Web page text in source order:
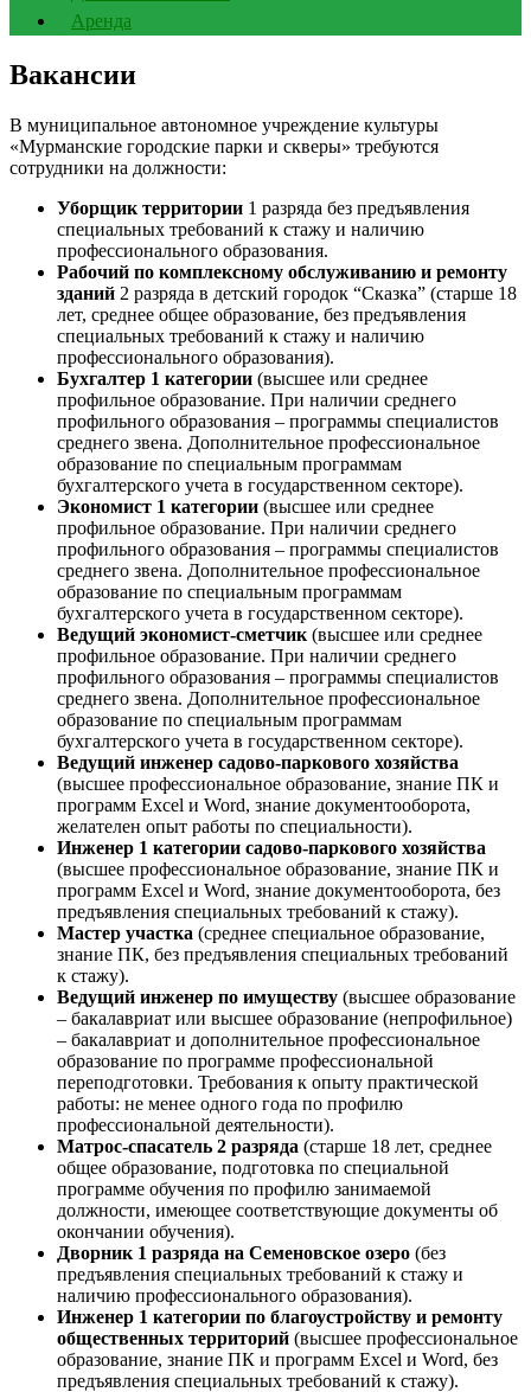
Аренда
Вакансии
В муниципальное автономное учреждение культуры
«Мурманские городские парки и скверы» требуются
сотрудники на должности:
Уборщик территории 1 разряда без предъявления
специальных требований к стажу и наличию
профессионального образования.
Рабочий по комплексному обслуживанию и ремонту
зданий 2 разряда в детский городок “Сказка” (старше 18
лет, среднее общее образование, без предъявления
специальных требований к стажу и наличию
профессионального образования).
Бухгалтер 1 категории (высшее или среднее
профильное образование. При наличии среднего
профильного образования – программы специалистов
среднего звена. Дополнительное профессиональное
образование по специальным программам
бухгалтерского учета в государственном секторе).
Экономист 1 категории (высшее или среднее
профильное образование. При наличии среднего
профильного образования – программы специалистов
среднего звена. Дополнительное профессиональное
образование по специальным программам
бухгалтерского учета в государственном секторе).
Ведущий экономист-сметчик (высшее или среднее
профильное образование. При наличии среднего
профильного образования – программы специалистов
среднего звена. Дополнительное профессиональное
образование по специальным программам
бухгалтерского учета в государственном секторе).
Ведущий инженер садово-паркового хозяйства
(высшее профессиональное образование, знание ПК и
программ Excel и Word, знание документооборота,
желателен опыт работы по специальности).
Инженер 1 категории садово-паркового хозяйства
(высшее профессиональное образование, знание ПК и
программ Excel и Word, знание документооборота, без
предъявления специальных требований к стажу).
Мастер участка (среднее специальное образование,
знание ПК, без предъявления специальных требований
к стажу).
Ведущий инженер по имуществу (высшее образование
– бакалавриат или высшее образование (непрофильное)
– бакалавриат и дополнительное профессиональное
образование по программе профессиональной
переподготовки. Требования к опыту практической
работы: не менее одного года по профилю
профессиональной деятельности).
Матрос-спасатель 2 разряда (старше 18 лет, среднее
общее образование, подготовка по специальной
программе обучения по профилю занимаемой
должности, имеющее соответствующие документы об
окончании обучения).
Дворник 1 разряда на Семеновское озеро (без
предъявления специальных требований к стажу и
наличию профессионального образования).
Инженер 1 категории по благоустройству и ремонту
общественных территорий (высшее профессиональное
образование, знание ПК и программ Excel и Word, без
предъявления специальных требований к стажу).